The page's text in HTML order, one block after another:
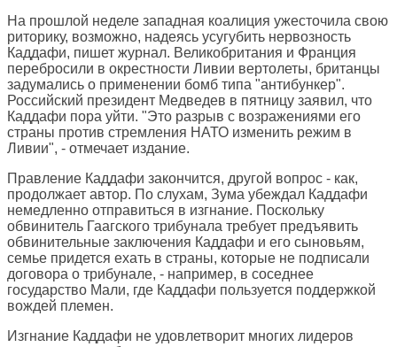
На прошлой неделе западная коалиция ужесточила свою
риторику, возможно, надеясь усугубить нервозность
Каддафи, пишет журнал. Великобритания и Франция
перебросили в окрестности Ливии вертолеты, британцы
задумались о применении бомб типа "антибункер".
Российский президент Медведев в пятницу заявил, что
Каддафи пора уйти. "Это разрыв с возражениями его
страны против стремления НАТО изменить режим в
Ливии", - отмечает издание.
Правление Каддафи закончится, другой вопрос - как,
продолжает автор. По слухам, Зума убеждал Каддафи
немедленно отправиться в изгнание. Поскольку
обвинитель Гаагского трибунала требует предъявить
обвинительные заключения Каддафи и его сыновьям,
семье придется ехать в страны, которые не подписали
договора о трибунале, - например, в соседнее
государство Мали, где Каддафи пользуется поддержкой
вождей племен.
Изгнание Каддафи не удовлетворит многих лидеров